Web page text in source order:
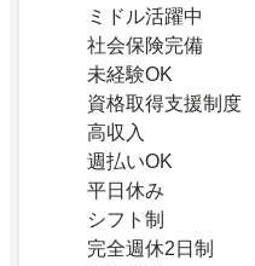
ミドル活躍中
社会保険完備
未経験OK
資格取得支援制度
高収入
週払いOK
平日休み
シフト制
完全週休2日制